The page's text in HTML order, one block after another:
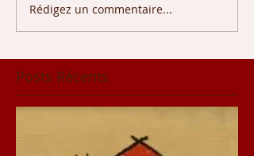
Rédigez un commentaire...
Posts Récents